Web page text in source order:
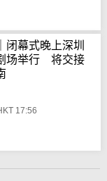
闭幕式晚上深圳
场举行 将交接
17:56